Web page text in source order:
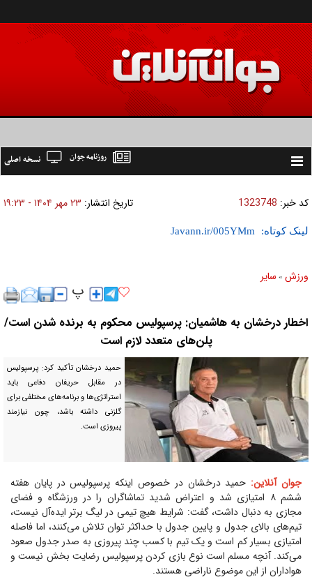
Toggle
نسخه اصلی روزنامه جوان
کد خبر: 1323748 تاریخ انتشار: ۲۳ مهر ۱۴۰۴ - ۱۹:۲۳
لینک کوتاه:
ورزش » ساير
اخطار درخشان به هاشمیان: پرسپولیس محکوم به برنده شدن است/
پلن‌های متعدد لازم است
حمید درخشان تأکید کرد: پرسپولیس
در مقابل حریفان دفاعی باید
استراتژی‌ها و برنامه‌های مختلفی برای
گلزنی داشته باشد، چون نیازمند
پیروزی است.
جوان آنلاین: حمید درخشان در خصوص اینکه پرسپولیس در پایان هفته
ششم ۸ امتیازی شد و اعتراض شدید تماشاگران را در ورزشگاه و فضای
مجازی به دنبال داشت، گفت: شرایط هیچ تیمی در لیگ برتر ایده‌آل نیست،
تیم‌های بالای جدول و پایین جدول با حداکثر توان تلاش می‌کنند، اما فاصله
امتیازی بسیار کم است و یک تیم با کسب چند پیروزی به صدر جدول صعود
می‌کند. آنچه مسلم است نوع بازی کردن پرسپولیس رضایت بخش نیست و
هواداران از این موضوع ناراضی هستند.